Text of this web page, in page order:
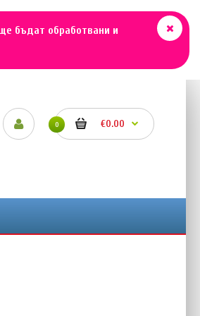
бъдат обработвани и
0 €0.00